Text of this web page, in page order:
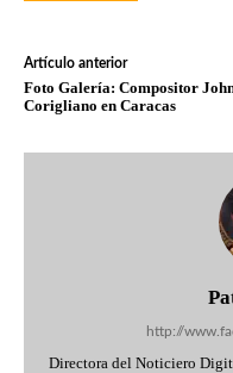
Artículo anterior
Foto Galería: Compositor
Corigliano en Caracas
http://
Directora del Noticiero